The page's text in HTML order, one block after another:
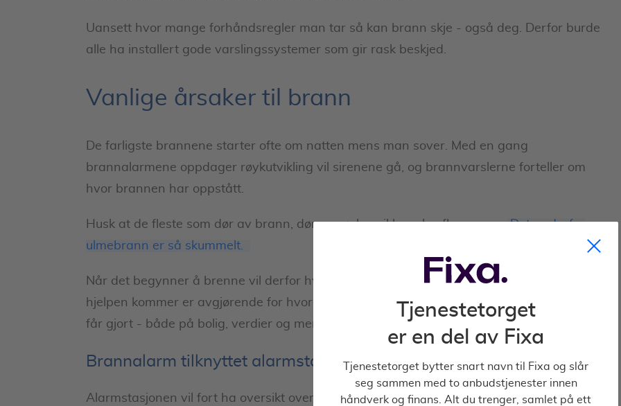
Uansett hvor mange forhåndsregler man tar så kan brann skje - også deg. Derfor burde
alle ha installert gode varslingssystemer som gir rask beskjed.
Vanlige årsaker til brann
De farligste brannene starter ofte om natten mens man sover. Med en gang
brannalarmene oppdager røykutvikling vil sirenene gå, og brannvarslerne forteller om
hvor brannen har oppstått.
Husk at de fleste som dør av brann, dør av røyken, ikke selve flammene. Det er derfor
ulmebrann er så skummelt.
Når det begynner å brenne vil derfor hvert eneste sekund telle. Hvor lang tid det tar før
hjelpen kommer er avgjørende for hvordan brannen utvikler seg, og hvor stor skade den
får gjort - både på bolig, verdier og mennesker.
Brannalarm tilknyttet alarmstasjon
Alarmstasjonen vil fort ha oversikt over hele situasjonen, og tilkalle nødetater og vekter.
Tjenestetorget
er en del av Fixa
Tjenestetorget bytter snart navn til Fixa og slår
seg sammen med to anbudstjenester innen
håndverk og finans. Alt du trenger, samlet på ett